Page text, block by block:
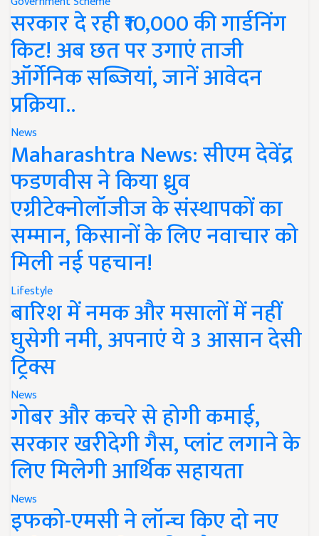
सरकार दे रही ₹10,000 की गार्डनिंग
किट! अब छत पर उगाएं ताजी
ऑर्गेनिक सब्जियां, जानें आवेदन
प्रक्रिया..
News
Maharashtra News: सीएम देवेंद्र
फडणवीस ने किया ध्रुव
एग्रीटेक्नोलॉजीज के संस्थापकों का
सम्मान, किसानों के लिए नवाचार को
मिली नई पहचान!
Lifestyle
बारिश में नमक और मसालों में नहीं
घुसेगी नमी, अपनाएं ये 3 आसान देसी
ट्रिक्स
News
गोबर और कचरे से होगी कमाई,
सरकार खरीदेगी गैस, प्लांट लगाने के
लिए मिलेगी आर्थिक सहायता
News
इफको-एमसी ने लॉन्च किए दो नए